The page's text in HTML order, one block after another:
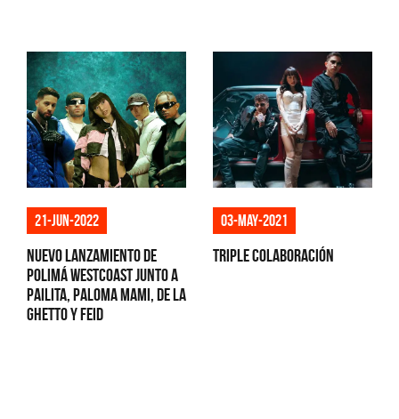
21-jun-2022
Nuevo lanzamiento de
Polimá Westcoast junto a
Pailita, Paloma Mami, De la
Ghetto y Feid
03-may-2021
Triple colaboración